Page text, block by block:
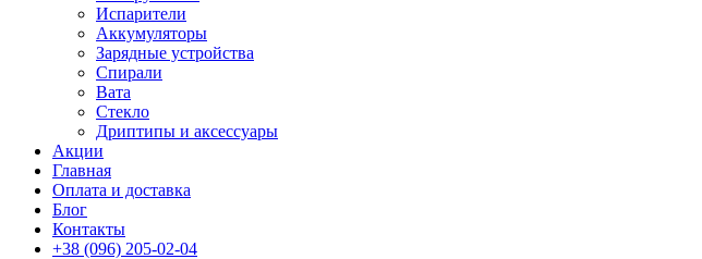
Испарители
Аккумуляторы
Зарядные устройства
Спирали
Вата
Стекло
Дриптипы и аксессуары
Акции
Главная
Оплата и доставка
Блог
Контакты
+38 (096) 205-02-04